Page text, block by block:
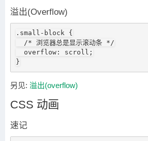
溢出(Overflow)
.small-block {
}
另见: 溢出(overflow)
CSS 动画
速记